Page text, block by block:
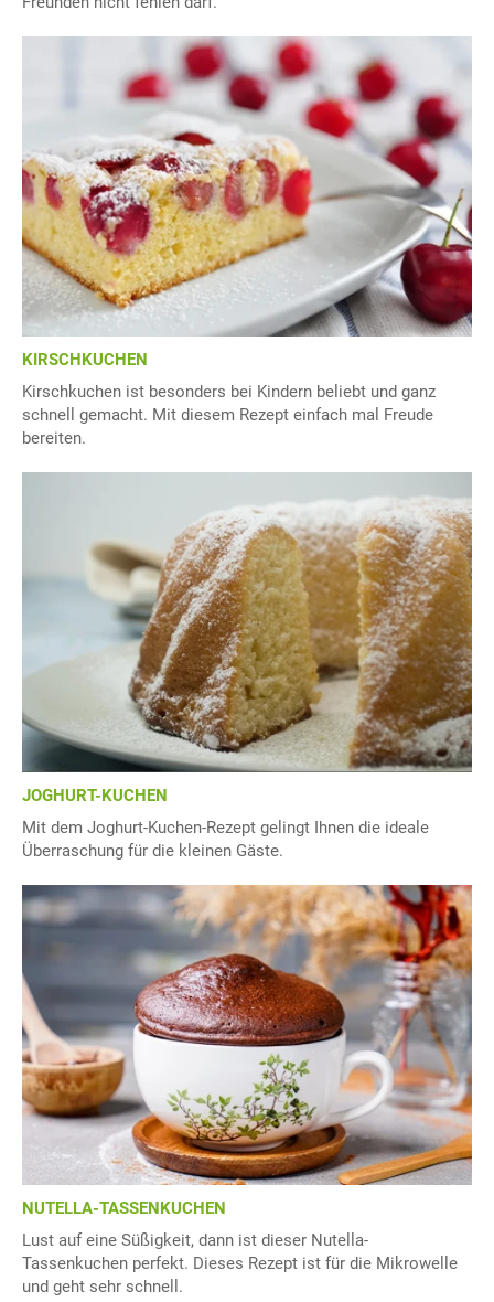
KIRSCHKUCHEN
Kirschkuchen ist besonders bei Kindern beliebt und ganz
schnell gemacht. Mit diesem Rezept einfach mal Freude
bereiten.
JOGHURT-KUCHEN
Mit dem Joghurt-Kuchen-Rezept gelingt Ihnen die ideale
Überraschung für die kleinen Gäste.
NUTELLA-TASSENKUCHEN
Lust auf eine Süßigkeit, dann ist dieser Nutella-
Tassenkuchen perfekt. Dieses Rezept ist für die Mikrowelle
und geht sehr schnell.